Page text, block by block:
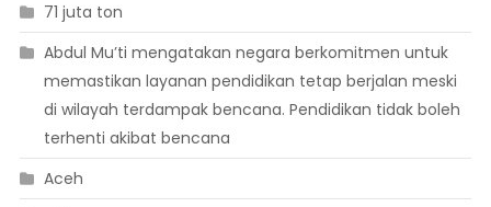
71 juta ton
Abdul Mu’ti mengatakan negara berkomitmen untuk
memastikan layanan pendidikan tetap berjalan meski
di wilayah terdampak bencana. Pendidikan tidak boleh
terhenti akibat bencana
Aceh